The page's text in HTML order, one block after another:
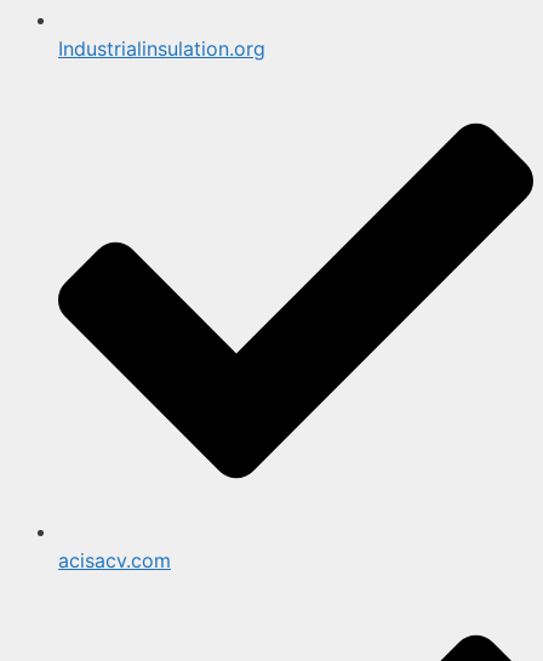
Industrialinsulation.org
acisacv.com